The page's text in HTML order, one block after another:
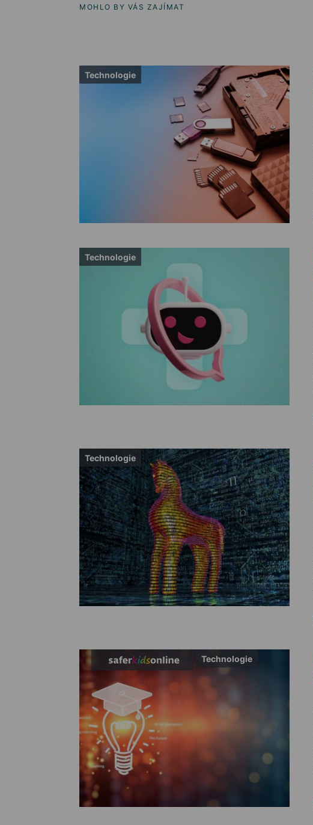
MOHLO BY VÁS ZAJÍMAT
Technologie
Technologie
Technologie
Technologie